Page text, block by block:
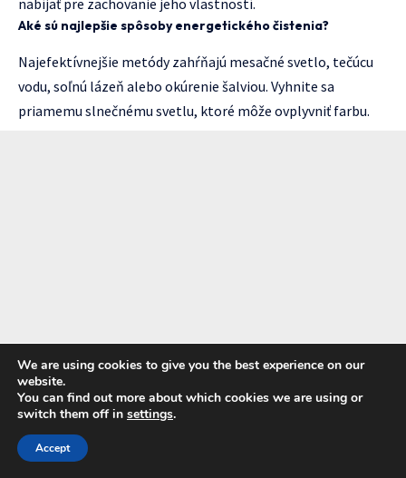
Aké sú najlepšie spôsoby energetického čistenia?
Najefektívnejšie metódy zahŕňajú mesačné svetlo, tečúcu
vodu, soľnú lázeň alebo okúrenie šalviou. Vyhnite sa
priamemu slnečnému svetlu, ktoré môže ovplyvniť farbu.
We are using cookies to give you the best experience on our
website.
You can find out more about which cookies we are using or
switch them off in settings.
Accept